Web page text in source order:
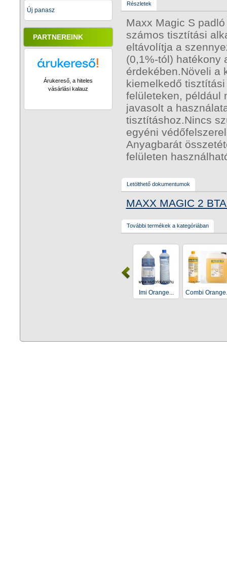
Új panasz
PARTNEREINK
Árukereső, a hiteles
vásárlási kalauz
Részletek
Maxx Magic S
számos tisztítási
eltávolítja a
(0,1%-tól) hatékony
érdekében.Növeli a
kiemelkedő
felületeken, például
javasolt a
tisztításhoz.Nincs
egyéni
Anyagbarát
felületen
Letölthető dokumentumok
MAXX MAGIC 2
További termékek a kategóriában
Imi Orange... Combi